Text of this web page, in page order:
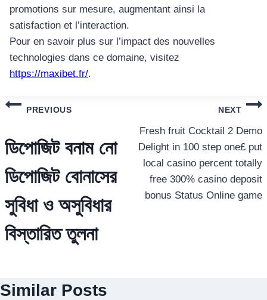
promotions sur mesure, augmentant ainsi la
satisfaction et l’interaction.
Pour en savoir plus sur l’impact des nouvelles
technologies dans ce domaine, visitez
https://maxibet.fr/.
แนะแนว
PREVIOUS
ডিপোজিট বনাম নো
ডিপোজিট বোনাসের
সুবিধা ও অসুবিধার
বিস্তারিত তুলনা
NEXT
Fresh fruit Cocktail 2 Demo
Delight in 100 step one£ put
local casino percent totally
free 300% casino deposit
bonus Status Online game
Similar Posts